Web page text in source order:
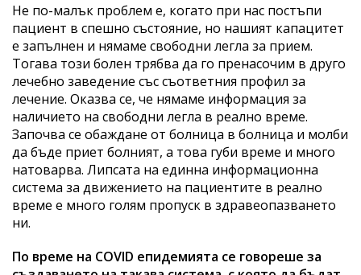
Не по-малък проблем е, когато при нас постъпи
пациент в спешно състояние, но нашият капацитет
е запълнен и нямаме свободни легла за прием.
Тогава този болен трябва да го пренасочим в друго
лечебно заведение със съответния профил за
лечение. Оказва се, че нямаме информация за
наличието на свободни легла в реално време.
Започва се обаждане от болница в болница и молби
да бъде приет болният, а това губи време и много
натоварва. Липсата на единна информационна
система за движението на пациентите в реално
време е много голям пропуск в здравеопазването
ни.
По време на COVID епидемията се говореше за